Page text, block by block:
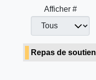
Afficher #
Repas de soutien